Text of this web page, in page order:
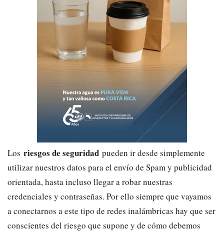
Los riesgos de seguridad pueden ir desde simplemente
utilizar nuestros datos para el envío de Spam y publicidad
orientada, hasta incluso llegar a robar nuestras
credenciales y contraseñas. Por ello siempre que vayamos
a conectarnos a este tipo de redes inalámbricas hay que ser
conscientes del riesgo que supone y de cómo debemos